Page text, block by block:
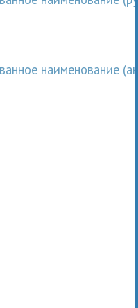
наименование